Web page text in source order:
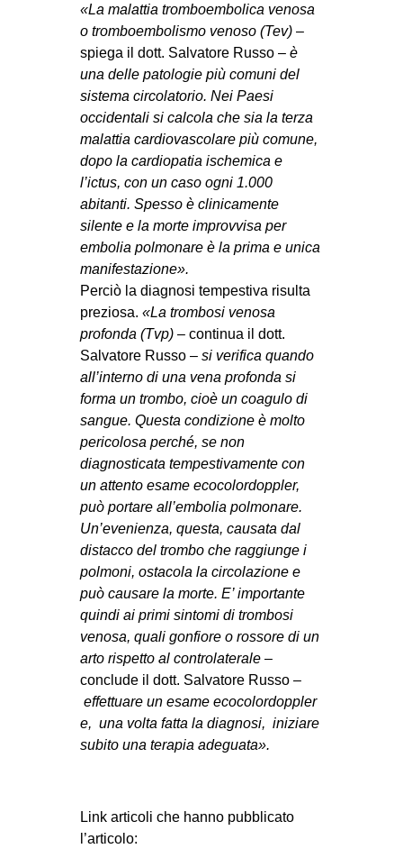
«La malattia tromboembolica venosa
o tromboembolismo venoso (Tev) –
spiega il dott. Salvatore Russo – è
una delle patologie più comuni del
sistema circolatorio. Nei Paesi
occidentali si calcola che sia la terza
malattia cardiovascolare più comune,
dopo la cardiopatia ischemica e
l’ictus, con un caso ogni 1.000
abitanti. Spesso è clinicamente
silente e la morte improvvisa per
embolia polmonare è la prima e unica
manifestazione».
Perciò la diagnosi tempestiva risulta
preziosa. «La trombosi venosa
profonda (Tvp) – continua il dott.
Salvatore Russo – si verifica quando
all’interno di una vena profonda si
forma un trombo, cioè un coagulo di
sangue. Questa condizione è molto
pericolosa perché, se non
diagnosticata tempestivamente con
un attento esame ecocolordoppler,
può portare all’embolia polmonare.
Un’evenienza, questa, causata dal
distacco del trombo che raggiunge i
polmoni, ostacola la circolazione e
può causare la morte. E’ importante
quindi ai primi sintomi di trombosi
venosa, quali gonfiore o rossore di un
arto rispetto al controlaterale –
conclude il dott. Salvatore Russo –
effettuare un esame ecocolordoppler
e, una volta fatta la diagnosi, iniziare
subito una terapia adeguata».
Link articoli che hanno pubblicato
l’articolo: